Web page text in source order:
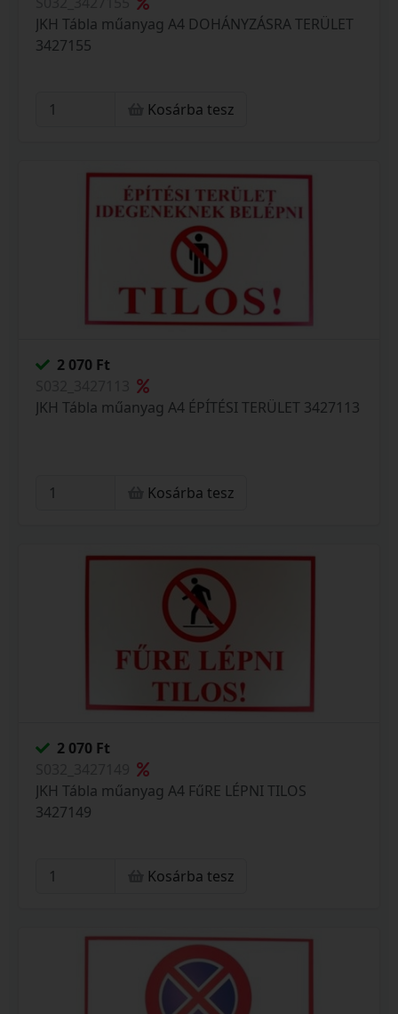
JKH Tábla műanyag A4 DOHÁNYZÁSRA TERÜLET
3427155
Kosárba tesz
2 070 Ft
JKH Tábla műanyag A4 ÉPÍTÉSI TERÜLET 3427113
Kosárba tesz
2 070 Ft
JKH Tábla műanyag A4 FűRE LÉPNI TILOS
3427149
Kosárba tesz